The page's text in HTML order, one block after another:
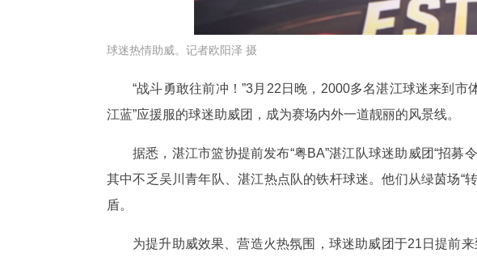
球迷热情助威。记者欧阳泽 摄
“战斗勇敢往前冲！”3月22日晚，2000多名湛江球迷来到
江蓝”应援服的球迷助威团，成为赛场内外一道靓丽的风景线。
据悉，湛江市篮协提前发布“粤BA”湛江队球迷助威团“招募
其中不乏吴川青年队、湛江热点队的铁杆球迷。他们从绿茵场“
盾。
为提升助威效果、营造火热氛围，球迷助威团于21日提前